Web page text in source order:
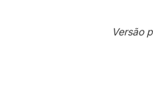
Versão